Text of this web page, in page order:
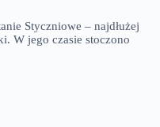
Styczniowe – najdłużej
W jego czasie stoczono